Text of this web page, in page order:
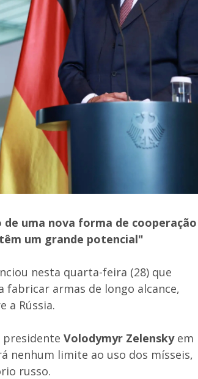
uma nova forma de cooperação
um grande potencial"
nesta quarta-feira (28) que
armas de longo alcance,
a Rússia.
presidente Volodymyr Zelenskyem
nenhum limite ao uso dos mísseis,
russo.